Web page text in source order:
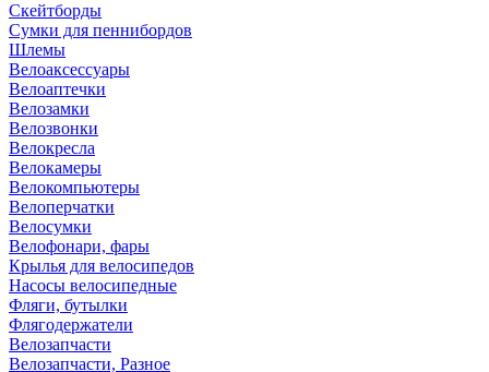
Скейтборды
Сумки для пеннибордов
Шлемы
Велоаксессуары
Велоаптечки
Велозамки
Велозвонки
Велокресла
Велокамеры
Велокомпьютеры
Велоперчатки
Велосумки
Велофонари, фары
Крылья для велосипедов
Насосы велосипедные
Фляги, бутылки
Флягодержатели
Велозапчасти
Велозапчасти, Разное